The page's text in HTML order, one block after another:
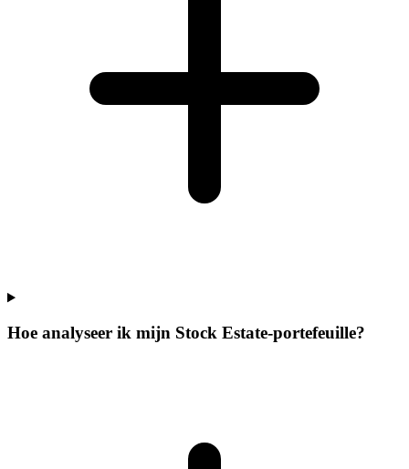
Hoe analyseer ik mijn Stock Estate-portefeuille?